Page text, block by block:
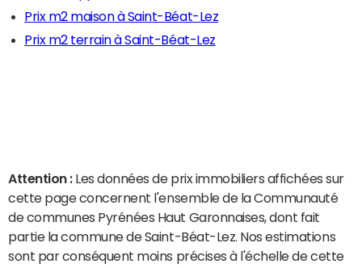
Prix m2 maison à Saint-Béat-Lez
Prix m2 terrain à Saint-Béat-Lez
Attention : Les données de prix immobiliers affichées sur
cette page concernent l'ensemble de la Communauté
de communes Pyrénées Haut Garonnaises, dont fait
partie la commune de Saint-Béat-Lez. Nos estimations
sont par conséquent moins précises à l'échelle de cette